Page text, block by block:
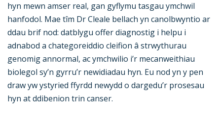
hyn mewn amser real, gan gyflymu tasgau ymchwil
hanfodol. Mae tîm Dr Cleale bellach yn canolbwyntio ar
ddau brif nod: datblygu offer diagnostig i helpu i
adnabod a chategoreiddio cleifion â strwythurau
genomig annormal, ac ymchwilio i’r mecanweithiau
biolegol sy’n gyrru’r newidiadau hyn. Eu nod yn y pen
draw yw ystyried ffyrdd newydd o dargedu’r prosesau
hyn at ddibenion trin canser.